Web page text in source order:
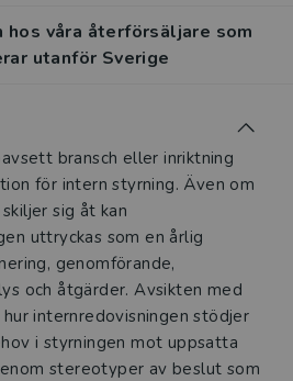
våra återförsäljare som
utanför Sverige
bransch eller inriktning
för intern styrning. Även om
sig åt kan
uttryckas som en årlig
genomförande,
och åtgärder. Avsikten med
internredovisningen stödjer
i styrningen mot uppsatta
stereotyper av beslut som